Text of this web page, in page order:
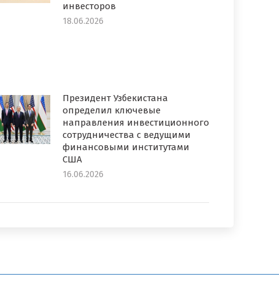
инвесторов
18.06.2026
Президент Узбекистана
определил ключевые
направления инвестиционного
сотрудничества с ведущими
финансовыми институтами
США
16.06.2026